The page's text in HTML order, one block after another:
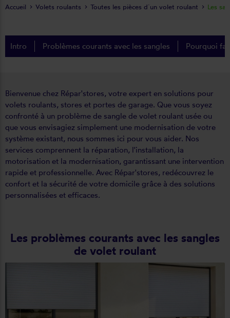
Intro Problèmes courants avec les sangles Pourquoi
Bienvenue chez Répar'stores, votre expert en solutions pour
volets roulants, stores et portes de garage. Que vous soyez
confronté à un problème de sangle de volet roulant usée ou
que vous envisagiez simplement une modernisation de votre
système existant, nous sommes ici pour vous aider. Nos
services comprennent la réparation, l'installation, la
motorisation et la modernisation, garantissant une intervention
rapide et professionnelle. Avec Répar'stores, redécouvrez le
confort et la sécurité de votre domicile grâce à des solutions
personnalisées et efficaces.
Les problèmes courants avec les sangles
de volet roulant
Accueil Volets roulants Toutes les pièces d´un volet roulant Les